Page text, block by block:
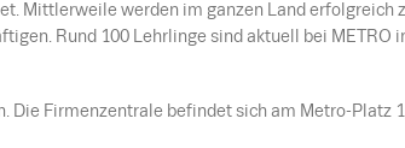
Mittlerweile werden im ganzen Land erfolgreich
Rund 100 Lehrlinge sind aktuell bei METRO
Die Firmenzentrale befindet sich am Metro-Platz